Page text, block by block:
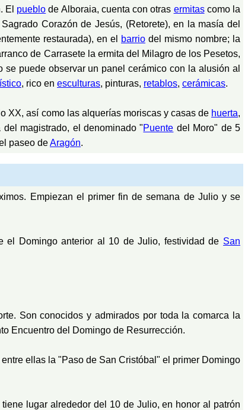
El pueblo de Alboraia, cuenta con otras ermitascomo la
Corazón de Jesús, (Retorete), en la masía del
restaurada), en el barrio del mismo nombre; la
de Carrasete la ermita del Milagro de los Pesetos,
se puede observar un panel cerámico con la alusión al
, rico en esculturas, pinturas, retablos, cerámicas.
XX, así como las alquerías moriscas y casas de huerta,
magistrado, el denominado "Puente del Moro" de 5
paseo deAragón.
Empiezan el primer fin de semana de Julio y se
el Domingo anterior al 10 de Julio, festividad de San
Son conocidos y admirados por toda la comarca la
Encuentro del Domingo de Resurrección.
ellas la "Paso de San Cristóbal" el primer Domingo
lugar alrededor del 10 de Julio, en honor al patrón